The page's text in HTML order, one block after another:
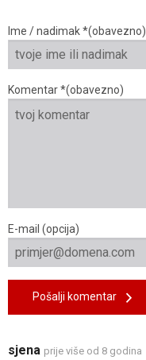
Ime / nadimak *(obavezno)
Komentar *(obavezno)
E-mail (opcija)
Pošalji komentar
sjena prije više od 8 godina